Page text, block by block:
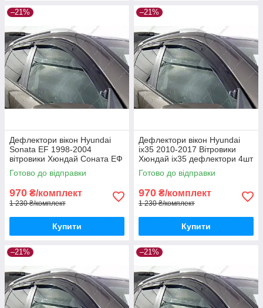
–21%
Дефлектори вікон Hyundai
Sonata EF 1998-2004
вітровики Хюндай Соната ЕФ
дефлектори 4шт з 1998 по
2004
Готово до відправки
970 ₴/комплект
1 230 ₴/комплект
Купити
–21%
Дефлектори вікон Hyundai
ix35 2010-2017 Вітровики
Хюндай іх35 дефлектори 4шт
з 2010 по 2017
Готово до відправки
970 ₴/комплект
1 230 ₴/комплект
Купити
–21% –21%